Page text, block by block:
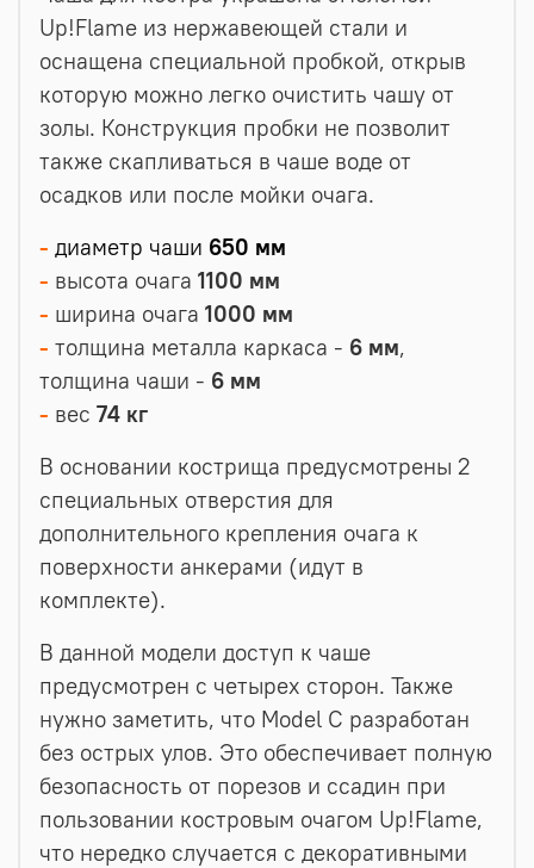
Up!Flame из нержавеющей стали и
оснащена специальной пробкой, открыв
которую можно легко очистить чашу от
золы. Конструкция пробки не позволит
также скапливаться в чаше воде от
осадков или после мойки очага.
- диаметр чаши 650 мм
- высота очага 1100 мм
- ширина очага 1000 мм
- толщина металла каркаса - 6 мм,
толщина чаши - 6 мм
- вес 74 кг
В основании кострища предусмотрены 2
специальных отверстия для
дополнительного крепления очага к
поверхности анкерами (идут в
комплекте).
В данной модели доступ к чаше
предусмотрен с четырех сторон. Также
нужно заметить, что Model C разработан
без острых улов. Это обеспечивает полную
безопасность от порезов и ссадин при
пользовании костровым очагом Up!Flame,
что нередко случается с декоративными